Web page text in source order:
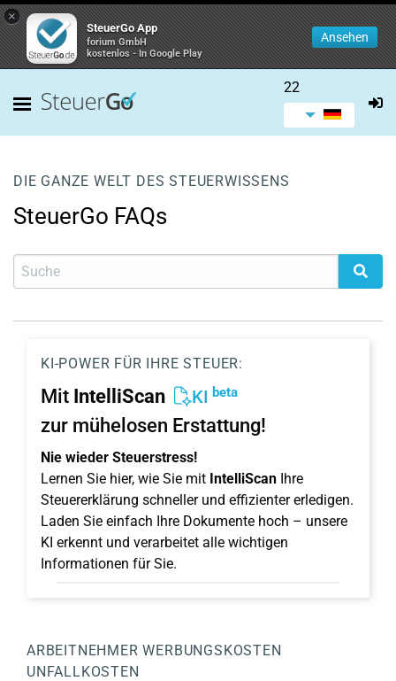
×
SteuerGo App
forium GmbH
kostenlos - In Google Play
Ansehen
22
DIE GANZE WELT DES STEUERWISSENS
SteuerGo FAQs
KI-POWER FÜR IHRE STEUER:
Mit IntelliScan KI beta
zur mühelosen Erstattung!
Nie wieder Steuerstress!
Lernen Sie hier, wie Sie mit IntelliScan Ihre
Steuererklärung schneller und effizienter erledigen.
Laden Sie einfach Ihre Dokumente hoch – unsere
KI erkennt und verarbeitet alle wichtigen
Informationen für Sie.
ARBEITNEHMER WERBUNGSKOSTEN
UNFALLKOSTEN